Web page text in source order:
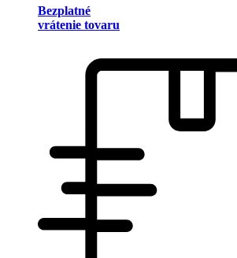
Bezplatné
vrátenie tovaru